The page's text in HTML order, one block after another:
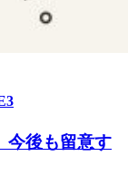
今後も留意す